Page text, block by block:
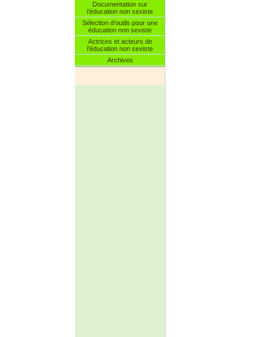
Documentation sur
l’éducation non sexiste
Sélection d’outils pour une
éducation non sexiste
Actrices et acteurs de
l’éducation non sexiste
Archives